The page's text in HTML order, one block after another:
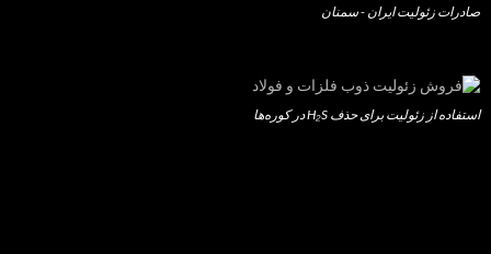
صادرات زئولیت ایران - سمنان
استفاده از زئولیت برای حذف H₂S در کوره‌ها